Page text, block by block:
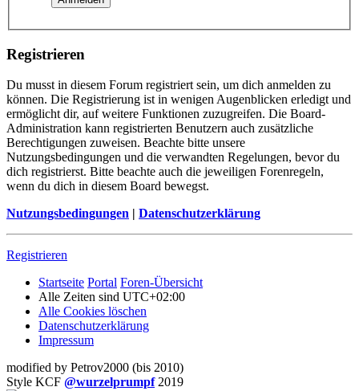
Registrieren
Du musst in diesem Forum registriert sein, um dich anmelden zu
können. Die Registrierung ist in wenigen Augenblicken erledigt und
ermöglicht dir, auf weitere Funktionen zuzugreifen. Die Board-
Administration kann registrierten Benutzern auch zusätzliche
Berechtigungen zuweisen. Beachte bitte unsere
Nutzungsbedingungen und die verwandten Regelungen, bevor du
dich registrierst. Bitte beachte auch die jeweiligen Forenregeln,
wenn du dich in diesem Board bewegst.
Nutzungsbedingungen | Datenschutzerklärung
Registrieren
Startseite Portal Foren-Übersicht
Alle Zeiten sind UTC+02:00
Alle Cookies löschen
Datenschutzerklärung
Impressum
modified by Petrov2000 (bis 2010)
Style KCF @wurzelprumpf2019